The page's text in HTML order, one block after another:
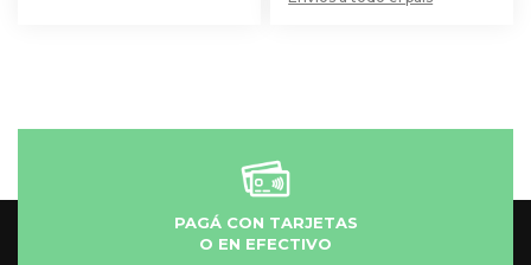
PAGÁ CON TARJETAS
O EN EFECTIVO